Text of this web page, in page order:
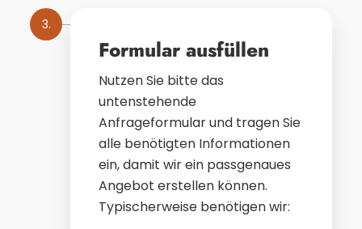
Formular ausfüllen
Nutzen Sie bitte das
untenstehende
Anfrageformular und tragen Sie
alle benötigten Informationen
ein, damit wir ein passgenaues
Angebot erstellen können.
Typischerweise benötigen wir:
3.